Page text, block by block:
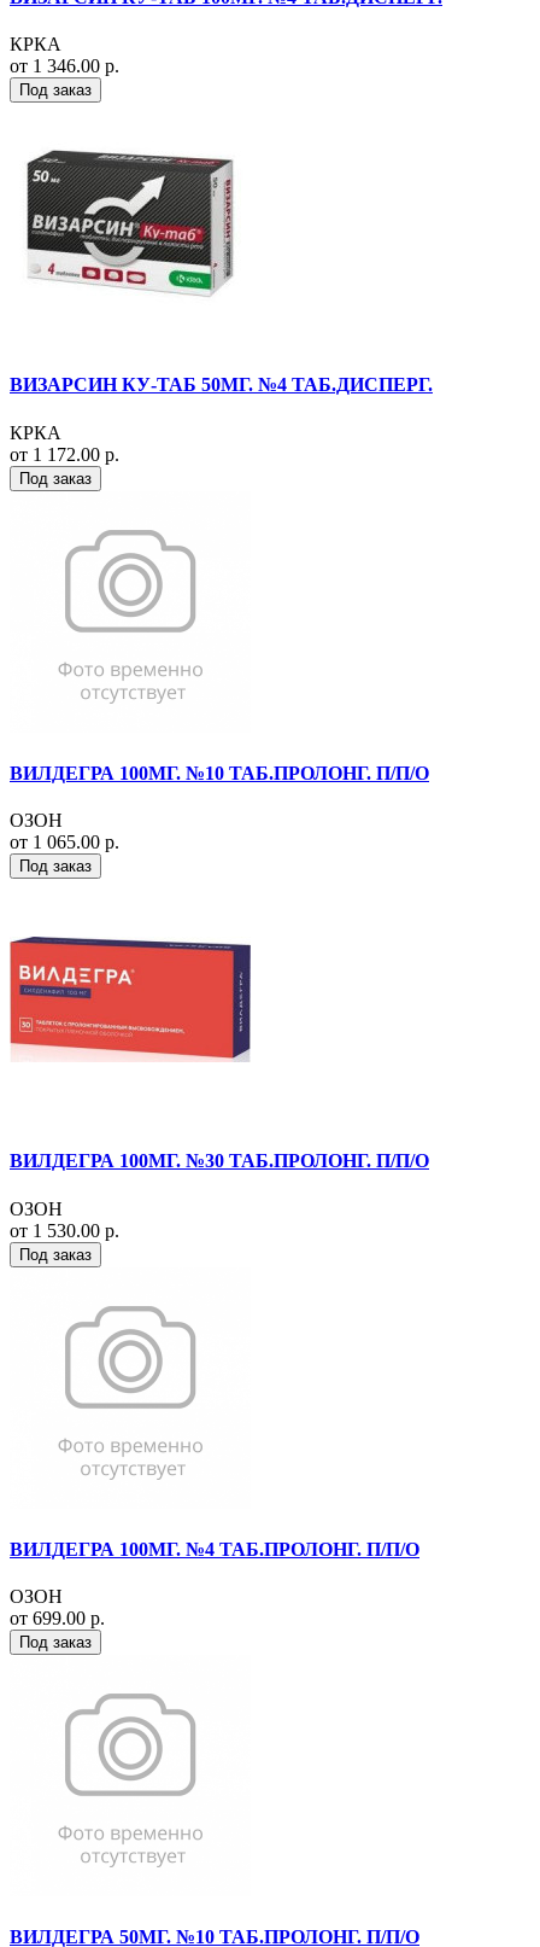
КРКА
от 1 346.00 р.
Под заказ
ВИЗАРСИН КУ-ТАБ 50МГ. №4 ТАБ.ДИСПЕРГ.
КРКА
от 1 172.00 р.
Под заказ
ВИЛДЕГРА 100МГ. №10 ТАБ.ПРОЛОНГ. П/П/О
ОЗОН
от 1 065.00 р.
Под заказ
ВИЛДЕГРА 100МГ. №30 ТАБ.ПРОЛОНГ. П/П/О
ОЗОН
от 1 530.00 р.
Под заказ
ВИЛДЕГРА 100МГ. №4 ТАБ.ПРОЛОНГ. П/П/О
ОЗОН
от 699.00 р.
Под заказ
ВИЛДЕГРА 50МГ. №10 ТАБ.ПРОЛОНГ. П/П/О